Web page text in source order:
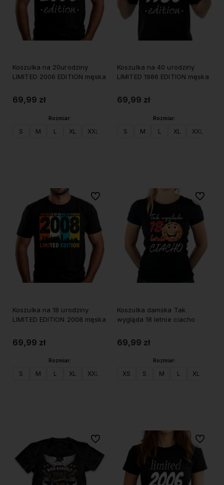
Koszulka na 20urodziny
LIMITED 2006 EDITION męska
69,99 zł
Rozmiar:
S M L XL XXL
Koszulka na 40 urodziny
LIMITED 1986 EDITION męska
69,99 zł
Rozmiar:
S M L XL XXL
Koszulka na 18 urodziny
LIMITED EDITION 2008 męska
69,99 zł
Rozmiar:
S M L XL XXL
Do ulubionych
Koszulka damska Tak
wygląda 18 letnie ciacho
69,99 zł
Rozmiar:
XS S M L XL
Do
Do ulubionych Do